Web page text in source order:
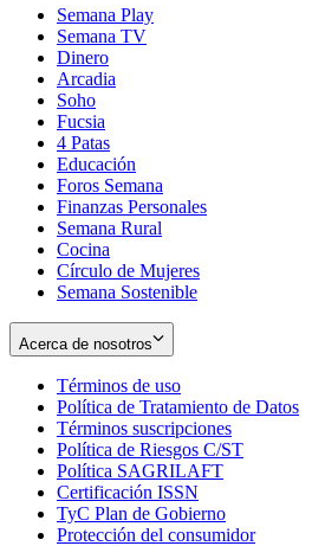
Semana Play
Semana TV
Dinero
Arcadia
Soho
in
new
window
Fucsia
in
new
window
4 Patas
Educación
Foros Semana
Finanzas Personales
Semana Rural
Cocina
Círculo de Mujeres
Semana Sostenible
Acerca de nosotros
Términos de uso
in
new
window
Política de Tratamiento de Datos
Términos suscripciones
in
Política de Riesgos C/ST
Política SAGRILAFT
new
window
Certificación ISSN
in
new
TyC Plan de Gobierno
in
Protección del consumidorOpens